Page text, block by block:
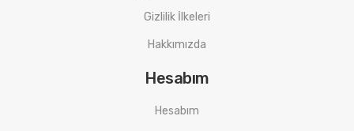
Gizlilik İlkeleri
Hakkımızda
Hesabım
Hesabım